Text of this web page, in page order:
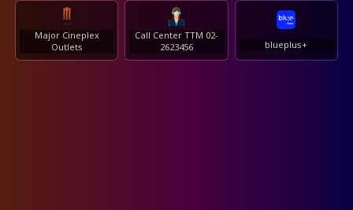
Major Cineplex
Outlets
Call Center TTM 02-
2623456
blueplus+